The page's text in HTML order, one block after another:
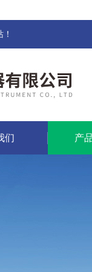
们 产